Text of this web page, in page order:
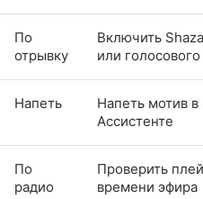
По
отрывку
Включить
или
Напеть
Напеть мотив
Ассистенте
По
радио
Проверить
времени эфира